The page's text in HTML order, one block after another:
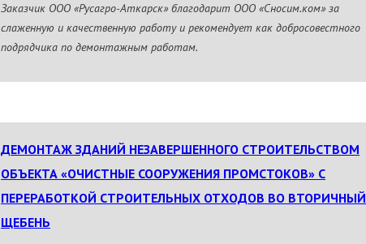
Заказчик ООО «Русагро-Аткарск» благодарит ООО «Сносим.ком» за
слаженную и качественную работу и рекомендует как добросовестного
подрядчика по демонтажным работам.
ДЕМОНТАЖ ЗДАНИЙ НЕЗАВЕРШЕННОГО СТРОИТЕЛЬСТВОМ
ОБЪЕКТА «ОЧИСТНЫЕ СООРУЖЕНИЯ ПРОМСТОКОВ» С
ПЕРЕРАБОТКОЙ СТРОИТЕЛЬНЫХ ОТХОДОВ ВО ВТОРИЧНЫЙ
ЩЕБЕНЬ